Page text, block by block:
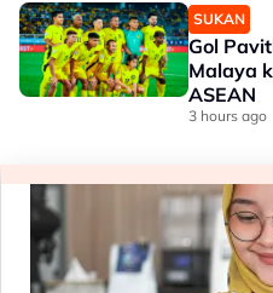
SUKAN
Gol
Malaya
ASEAN
3 hours ago